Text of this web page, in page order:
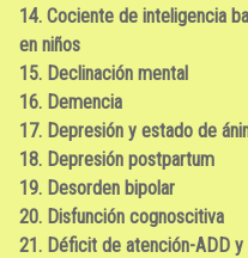
14. Cociente de inteligencia
en niños
15. Declinación mental
16. Demencia
17. Depresión y estado de
18. Depresión postpartum
19. Desorden bipolar
20. Disfunción cognoscitiva
21. Déficit de atención-ADD y